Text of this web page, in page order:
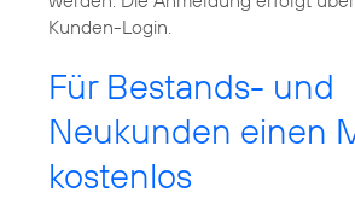
Kunden-Login.
Für Bestands- und
Neukunden einen
kostenlos